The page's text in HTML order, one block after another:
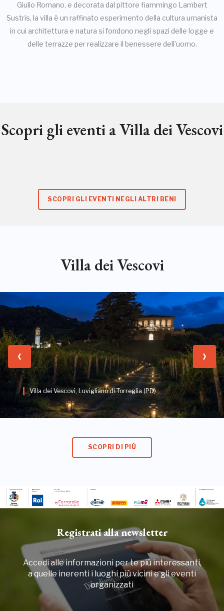
Giulio Romano, e decorata dal pittore fiammingo Lambert
Sustris, la villa è un raffinato esperimento della cultura umanista
in cui architettura e natura si fondono negli spazi delle logge e
delle terrazze per realizzare il benessere dell’uomo.
Scopri gli eventi a Villa dei Vescovi
SCOPRI GLI EVENTI NEGLI ALTRI BENI
Villa dei Vescovi
Villa dei Vescovi, Luvigliano di Torreglia (PD)
SCOPRI DI PIÙ
Registrati alla newsletter
Accedi alle informazioni per te più interessanti,
a quelle inerenti i luoghi più vicini e gli eventi
organizzati